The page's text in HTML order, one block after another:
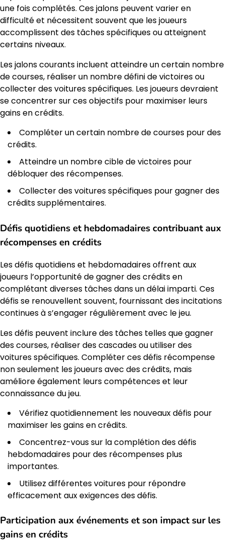
une fois complétés. Ces jalons peuvent varier en
difficulté et nécessitent souvent que les joueurs
accomplissent des tâches spécifiques ou atteignent
certains niveaux.
Les jalons courants incluent atteindre un certain nombre
de courses, réaliser un nombre défini de victoires ou
collecter des voitures spécifiques. Les joueurs devraient
se concentrer sur ces objectifs pour maximiser leurs
gains en crédits.
Compléter un certain nombre de courses pour des
crédits.
Atteindre un nombre cible de victoires pour
débloquer des récompenses.
Collecter des voitures spécifiques pour gagner des
crédits supplémentaires.
Défis quotidiens et hebdomadaires contribuant aux
récompenses en crédits
Les défis quotidiens et hebdomadaires offrent aux
joueurs l’opportunité de gagner des crédits en
complétant diverses tâches dans un délai imparti. Ces
défis se renouvellent souvent, fournissant des incitations
continues à s’engager régulièrement avec le jeu.
Les défis peuvent inclure des tâches telles que gagner
des courses, réaliser des cascades ou utiliser des
voitures spécifiques. Compléter ces défis récompense
non seulement les joueurs avec des crédits, mais
améliore également leurs compétences et leur
connaissance du jeu.
Vérifiez quotidiennement les nouveaux défis pour
maximiser les gains en crédits.
Concentrez-vous sur la complétion des défis
hebdomadaires pour des récompenses plus
importantes.
Utilisez différentes voitures pour répondre
efficacement aux exigences des défis.
Participation aux événements et son impact sur les
gains en crédits